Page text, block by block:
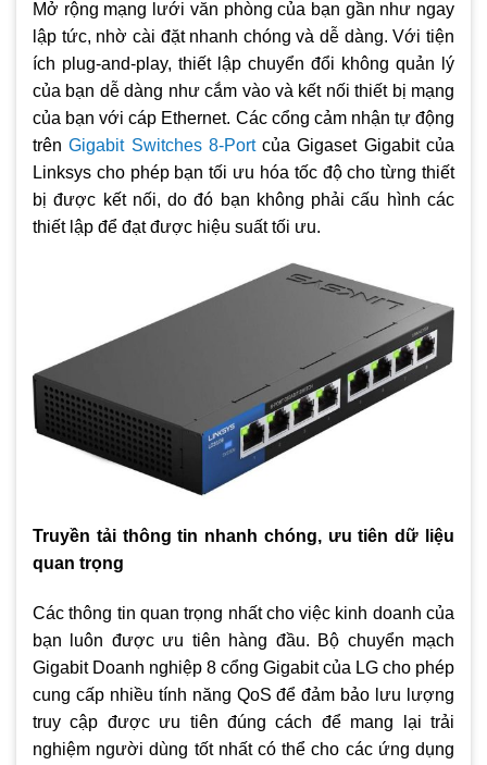
Mở rộng mạng lưới văn phòng của bạn gần như ngay
lập tức, nhờ cài đặt nhanh chóng và dễ dàng. Với tiện
ích plug-and-play, thiết lập chuyển đổi không quản lý
của bạn dễ dàng như cắm vào và kết nối thiết bị mạng
của bạn với cáp Ethernet. Các cổng cảm nhận tự động
trênGigabit Switches 8-Portcủa Gigaset Gigabit của
Linksys cho phép bạn tối ưu hóa tốc độ cho từng thiết
bị được kết nối, do đó bạn không phải cấu hình các
thiết lập để đạt được hiệu suất tối ưu.
Truyền tải thông tin nhanh chóng, ưu tiên dữ liệu
quan trọng
Các thông tin quan trọng nhất cho việc kinh doanh của
bạn luôn được ưu tiên hàng đầu. Bộ chuyển mạch
Gigabit Doanh nghiệp 8 cổng Gigabit của LG cho phép
cung cấp nhiều tính năng QoS để đảm bảo lưu lượng
truy cập được ưu tiên đúng cách để mang lại trải
nghiệm người dùng tốt nhất có thể cho các ứng dụng